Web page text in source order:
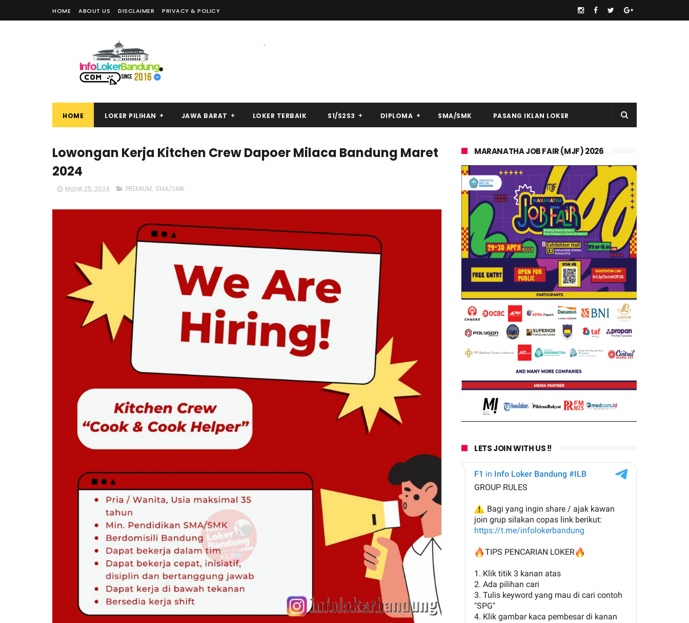
HOME ABOUT US DISCLAIMER PRIVACY & POLICY
.
HOME LOKER PILIHAN JAWA BARAT LOKER TERBAIK S1/S2S3 DIPLOMA SMA/SMK PASANG IKLAN LOKER
Lowongan Kerja Kitchen Crew Dapoer Milaca Bandung Maret
2024
Maret 25, 2024 PREMIUM, SMA/SMK
MARANATHA JOB FAIR (MJF) 2026
LETS JOIN WITH US !!